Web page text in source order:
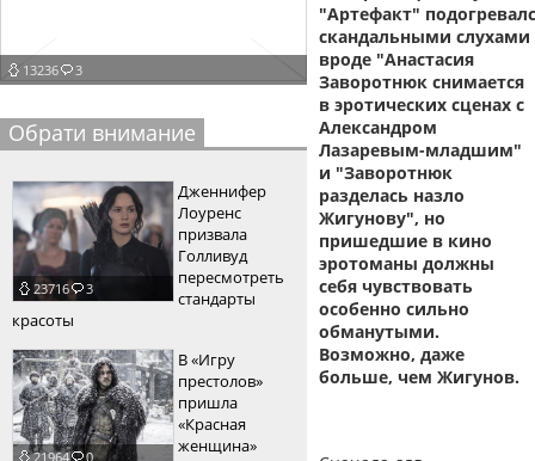
пїЅпїЅпїЅпїЅпїЅпїЅпїЅпїЅпїЅпїЅпїЅ
пїЅпїЅпїЅ
пїЅпїЅпїЅпїЅпїЅпїЅпїЅпїЅпїЅ
пїЅпїЅпїЅ пїЅпїЅпїЅпїЅпїЅ
пїЅпїЅпїЅ пїЅпїЅпїЅпїЅпїЅпїЅ
пїЅпїЅпїЅпїЅпїЅ
пїЅпїЅпїЅпїЅпїЅпїЅпїЅпїЅпїЅпїЅ
пїЅпїЅпїЅпїЅпїЅпїЅпїЅпїЅпїЅпїЅ
13236 3
Обрати внимание
23716 3
Дженнифер
Лоуренс
призвала
Голливуд
пересмотреть
стандарты
красоты
21964 0
В «Игру
престолов»
пришла
«Красная
женщина»
"Артефакт"
скандальными слухами
вроде "Анастасия
Заворотнюк снимается
в эротических сценах с
Александром
Лазаревым-младшим"
и "Заворотнюк
разделась назло
Жигунову", но
пришедшие в кино
эротоманы должны
себя чувствовать
особенно сильно
обманутыми.
Возможно, даже
больше, чем Жигунов.